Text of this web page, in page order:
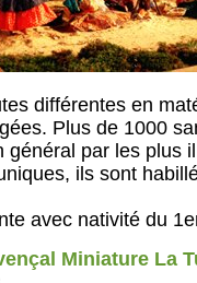
différentes en
Plus de 1000
général par les plus
ils sont
avec nativité du
Miniature La